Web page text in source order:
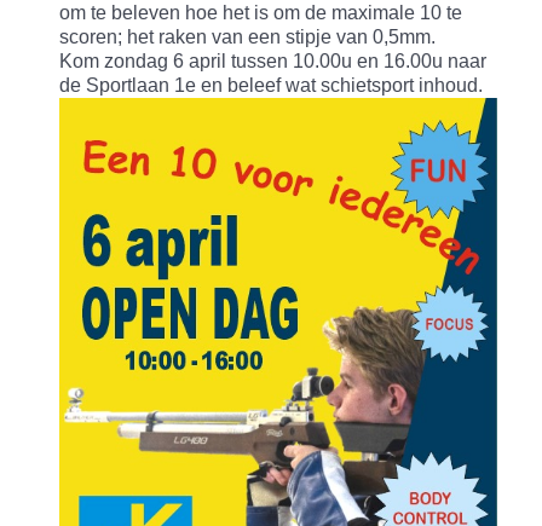
om te beleven hoe het is om de maximale 10 te
scoren; het raken van een stipje van 0,5mm.
Kom zondag 6 april tussen 10.00u en 16.00u naar
de Sportlaan 1e en beleef wat schietsport inhoud.